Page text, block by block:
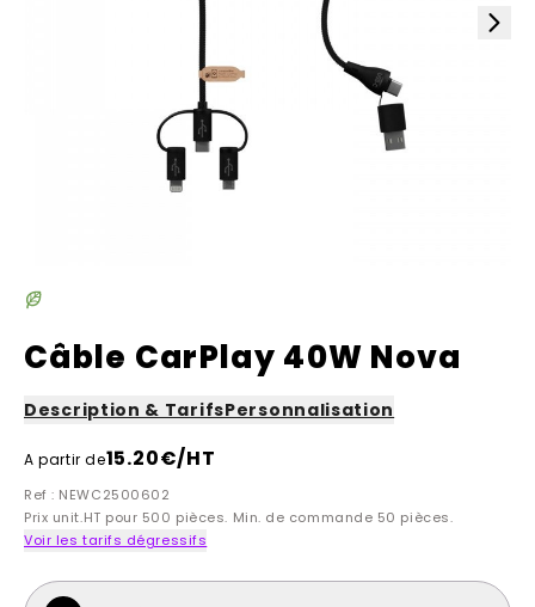
Câble CarPlay 40W Nova
Description & TarifsPersonnalisation
A partir de15.20€/HT
Ref : NEWC2500602
Prix unit.HT pour 500 pièces. Min. de commande 50 pièces.
Voir les tarifs dégressifs